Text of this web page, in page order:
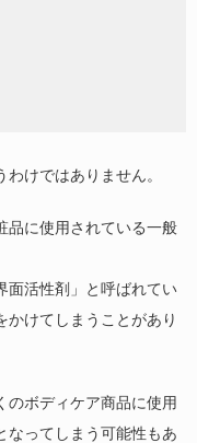
けではありません。
品に使用されている一般
面活性剤」と呼ばれてい
かけてしまうことがあり
のボディケア商品に使用
なってしまう可能性もあ